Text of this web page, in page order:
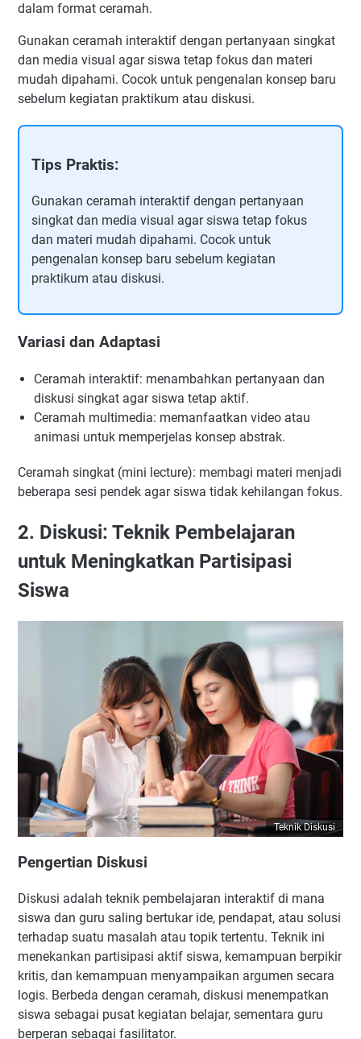
dalam format ceramah.
Gunakan ceramah interaktif dengan pertanyaan singkat
dan media visual agar siswa tetap fokus dan materi
mudah dipahami. Cocok untuk pengenalan konsep baru
sebelum kegiatan praktikum atau diskusi.
Tips Praktis:
Gunakan ceramah interaktif dengan pertanyaan
singkat dan media visual agar siswa tetap fokus
dan materi mudah dipahami. Cocok untuk
pengenalan konsep baru sebelum kegiatan
praktikum atau diskusi.
Variasi dan Adaptasi
Ceramah interaktif: menambahkan pertanyaan dan
diskusi singkat agar siswa tetap aktif.
Ceramah multimedia: memanfaatkan video atau
animasi untuk memperjelas konsep abstrak.
Ceramah singkat (mini lecture): membagi materi menjadi
beberapa sesi pendek agar siswa tidak kehilangan fokus.
2. Diskusi: Teknik Pembelajaran
untuk Meningkatkan Partisipasi
Siswa
Teknik Diskusi
Pengertian Diskusi
Diskusi adalah teknik pembelajaran interaktif di mana
siswa dan guru saling bertukar ide, pendapat, atau solusi
terhadap suatu masalah atau topik tertentu. Teknik ini
menekankan partisipasi aktif siswa, kemampuan berpikir
kritis, dan kemampuan menyampaikan argumen secara
logis. Berbeda dengan ceramah, diskusi menempatkan
siswa sebagai pusat kegiatan belajar, sementara guru
berperan sebagai fasilitator.